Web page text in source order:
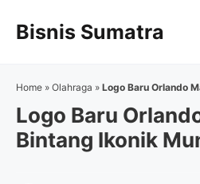
Bisnis Sumatra
Home » Olahraga » Logo Baru Orlando
Logo Baru
Bintang Ikonik